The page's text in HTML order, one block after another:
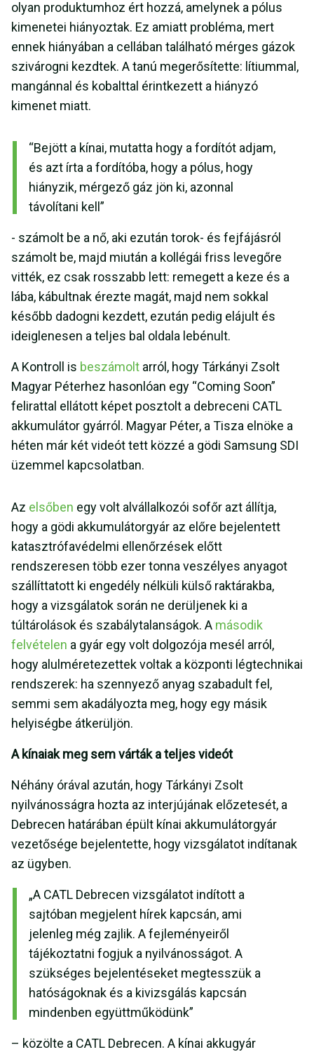
olyan produktumhoz ért hozzá, amelynek a pólus
kimenetei hiányoztak. Ez amiatt probléma, mert
ennek hiányában a cellában található mérges gázok
szivárogni kezdtek. A tanú megerősítette: lítiummal,
mangánnal és kobalttal érintkezett a hiányzó
kimenet miatt.
“Bejött a kínai, mutatta hogy a fordítót adjam,
és azt írta a fordítóba, hogy a pólus, hogy
hiányzik, mérgező gáz jön ki, azonnal
távolítani kell”
- számolt be a nő, aki ezután torok- és fejfájásról
számolt be, majd miután a kollégái friss levegőre
vitték, ez csak rosszabb lett: remegett a keze és a
lába, kábultnak érezte magát, majd nem sokkal
később dadogni kezdett, ezután pedig elájult és
ideiglenesen a teljes bal oldala lebénult.
A Kontroll is beszámolt arról, hogy Tárkányi Zsolt
Magyar Péterhez hasonlóan egy “Coming Soon”
felirattal ellátott képet posztolt a debreceni CATL
akkumulátor gyárról. Magyar Péter, a Tisza elnöke a
héten már két videót tett közzé a gödi Samsung SDI
üzemmel kapcsolatban.
Az elsőben egy volt alvállalkozói sofőr azt állítja,
hogy a gödi akkumulátorgyár az előre bejelentett
katasztrófavédelmi ellenőrzések előtt
rendszeresen több ezer tonna veszélyes anyagot
szállíttatott ki engedély nélküli külső raktárakba,
hogy a vizsgálatok során ne derüljenek ki a
túltárolások és szabálytalanságok. A második
felvételen a gyár egy volt dolgozója mesél arról,
hogy alulméretezettek voltak a központi légtechnikai
rendszerek: ha szennyező anyag szabadult fel,
semmi sem akadályozta meg, hogy egy másik
helyiségbe átkerüljön.
A kínaiak meg sem várták a teljes videót
Néhány órával azután, hogy Tárkányi Zsolt
nyilvánosságra hozta az interjújának előzetesét, a
Debrecen határában épült kínai akkumulátorgyár
vezetősége bejelentette, hogy vizsgálatot indítanak
az ügyben.
„A CATL Debrecen vizsgálatot indított a
sajtóban megjelent hírek kapcsán, ami
jelenleg még zajlik. A fejleményeiről
tájékoztatni fogjuk a nyilvánosságot. A
szükséges bejelentéseket megtesszük a
hatóságoknak és a kivizsgálás kapcsán
mindenben együttműködünk”
– közölte a CATL Debrecen. A kínai akkugyár